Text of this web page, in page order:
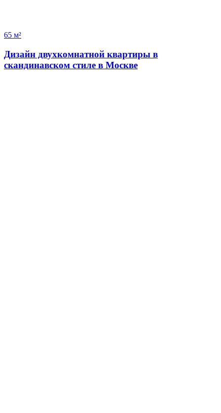
65 м²
Дизайн двухкомнатной квартиры в
скандинавском стиле в Москве